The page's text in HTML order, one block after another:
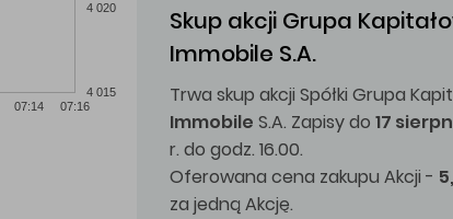
07:14 07:16
4 015
4 020
Skup akcji Grupa
Immobile S.A.
Trwa skup akcji Spółki Grupa
Immobile S.A. Zapisy do 17
r. do godz. 16.00.
Oferowana cena zakupu Akcji -
za jedną Akcję.